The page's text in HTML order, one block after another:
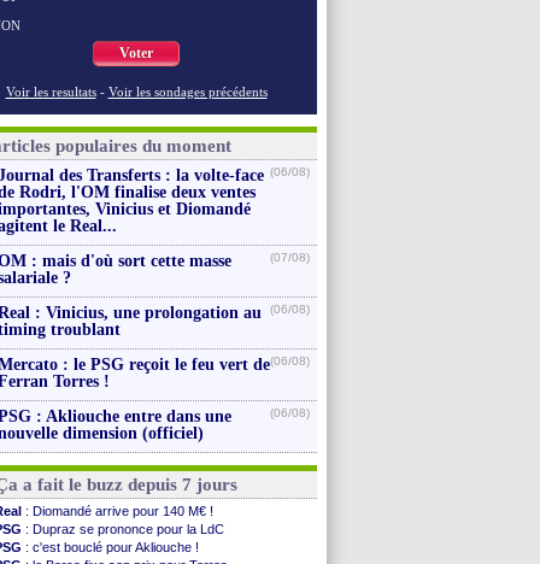
Voter
Voir les resultats - Voir les sondages précédents
populaires du moment
des Transferts : la volte-face
Rodri, l'OM finalise deux ventes
Vinicius et Diomandé
le Real...
(06/08)
: mais d'où sort cette masse
?
(07/08)
: Vinicius, une prolongation au
troublant
(06/08)
: le PSG reçoit le feu vert de
Torres !
(06/08)
: Akliouche entre dans une
dimension (officiel)
(06/08)
a fait le buzz depuis 7 jours
: Diomandé arrive pour 140 M€ !
: Dupraz se prononce pour la LdC
: c'est bouclé pour Akliouche !